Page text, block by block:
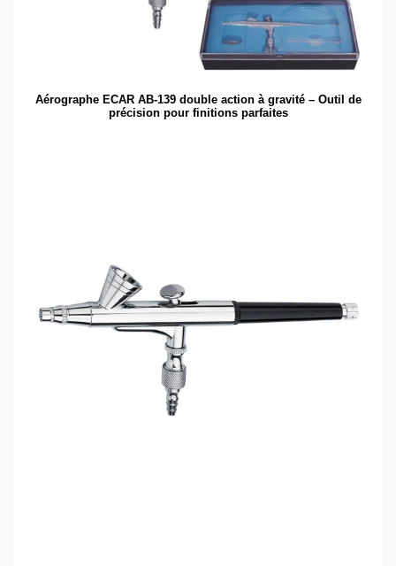
Aérographe ECAR AB-139 double action à gravité – Outil de
précision pour finitions parfaites